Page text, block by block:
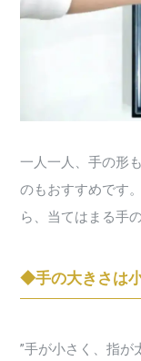
一人一人、手の形
のもおすすめです
ら、当てはまる手
◆手の大きさは
”手が小さく、指が